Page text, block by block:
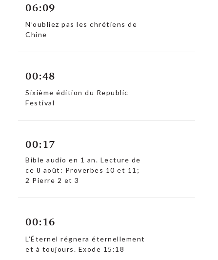
06:09
N’oubliez pas les chrétiens de
Chine
00:48
Sixième édition du Republic
Festival
00:17
Bible audio en 1 an. Lecture de
ce 8 août: Proverbes 10 et 11;
2 Pierre 2 et 3
00:16
L’Éternel régnera éternellement
et à toujours. Exode 15:18